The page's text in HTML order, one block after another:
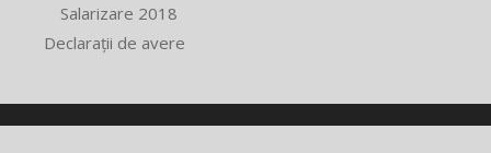
Salarizare 2018
Declarații de avere